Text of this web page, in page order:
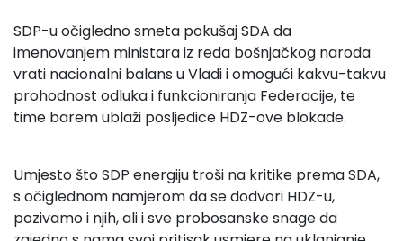
SDP-u očigledno smeta pokušaj SDA da
imenovanjem ministara iz reda bošnjačkog naroda
vrati nacionalni balans u Vladi i omogući kakvu-takvu
prohodnost odluka i funkcioniranja Federacije, te
time barem ublaži posljedice HDZ-ove blokade.
Umjesto što SDP energiju troši na kritike prema SDA,
s očiglednom namjerom da se dodvori HDZ-u,
pozivamo i njih, ali i sve probosanske snage da